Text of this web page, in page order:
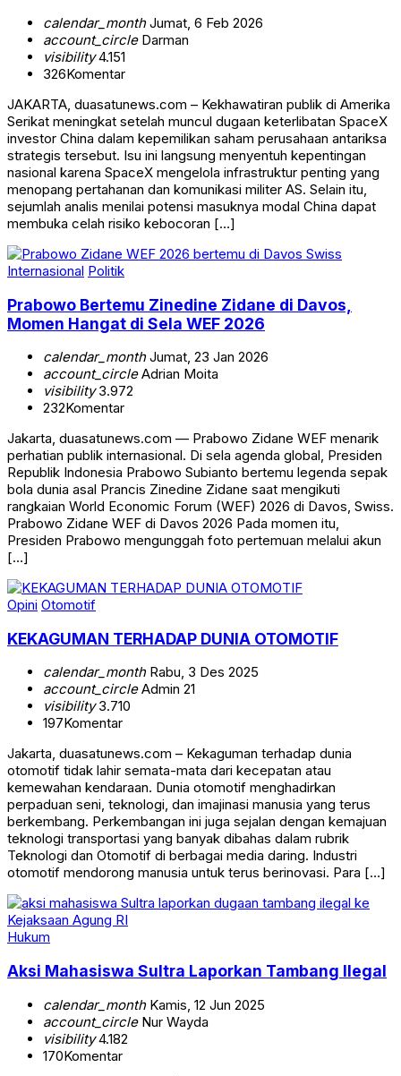
calendar_monthJumat, 6 Feb 2026
account_circleDarman
visibility4.151
326Komentar
JAKARTA, duasatunews.com – Kekhawatiran publik di Amerika
Serikat meningkat setelah muncul dugaan keterlibatan SpaceX
investor China dalam kepemilikan saham perusahaan antariksa
strategis tersebut. Isu ini langsung menyentuh kepentingan
nasional karena SpaceX mengelola infrastruktur penting yang
menopang pertahanan dan komunikasi militer AS. Selain itu,
sejumlah analis menilai potensi masuknya modal China dapat
membuka celah risiko kebocoran […]
Internasional Politik
Prabowo Bertemu Zinedine Zidane di Davos,
Momen Hangat di Sela WEF 2026
calendar_monthJumat, 23 Jan 2026
account_circleAdrian Moita
visibility3.972
232Komentar
Jakarta, duasatunews.com — Prabowo Zidane WEF menarik
perhatian publik internasional. Di sela agenda global, Presiden
Republik Indonesia Prabowo Subianto bertemu legenda sepak
bola dunia asal Prancis Zinedine Zidane saat mengikuti
rangkaian World Economic Forum (WEF) 2026 di Davos, Swiss.
Prabowo Zidane WEF di Davos 2026 Pada momen itu,
Presiden Prabowo mengunggah foto pertemuan melalui akun
[…]
Opini Otomotif
KEKAGUMAN TERHADAP DUNIA OTOMOTIF
calendar_monthRabu, 3 Des 2025
account_circleAdmin 21
visibility3.710
197Komentar
Jakarta, duasatunews.com – Kekaguman terhadap dunia
otomotif tidak lahir semata-mata dari kecepatan atau
kemewahan kendaraan. Dunia otomotif menghadirkan
perpaduan seni, teknologi, dan imajinasi manusia yang terus
berkembang. Perkembangan ini juga sejalan dengan kemajuan
teknologi transportasi yang banyak dibahas dalam rubrik
Teknologi dan Otomotif di berbagai media daring. Industri
otomotif mendorong manusia untuk terus berinovasi. Para […]
Hukum
Aksi Mahasiswa Sultra Laporkan Tambang Ilegal
calendar_monthKamis, 12 Jun 2025
account_circleNur Wayda
visibility4.182
170Komentar